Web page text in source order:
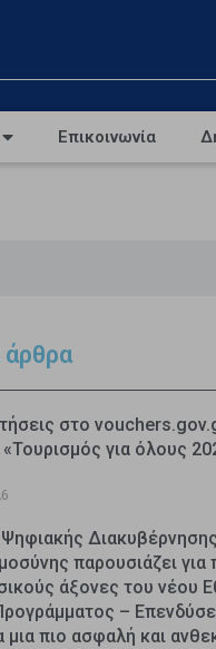
Επικοινωνία
στο
για όλους
παρουσιάζει για
άξονες του νέου
–
μια πιο ασφαλή και